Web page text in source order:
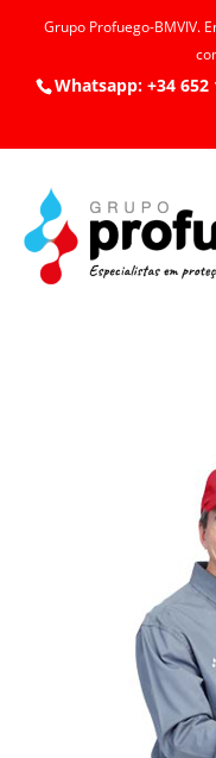
Grupo Profuego-BMVIV.
Whatsapp: +34 652